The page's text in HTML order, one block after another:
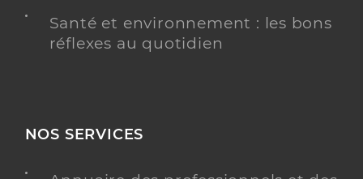
Santé et environnement : les bons
réflexes au quotidien
NOS SERVICES